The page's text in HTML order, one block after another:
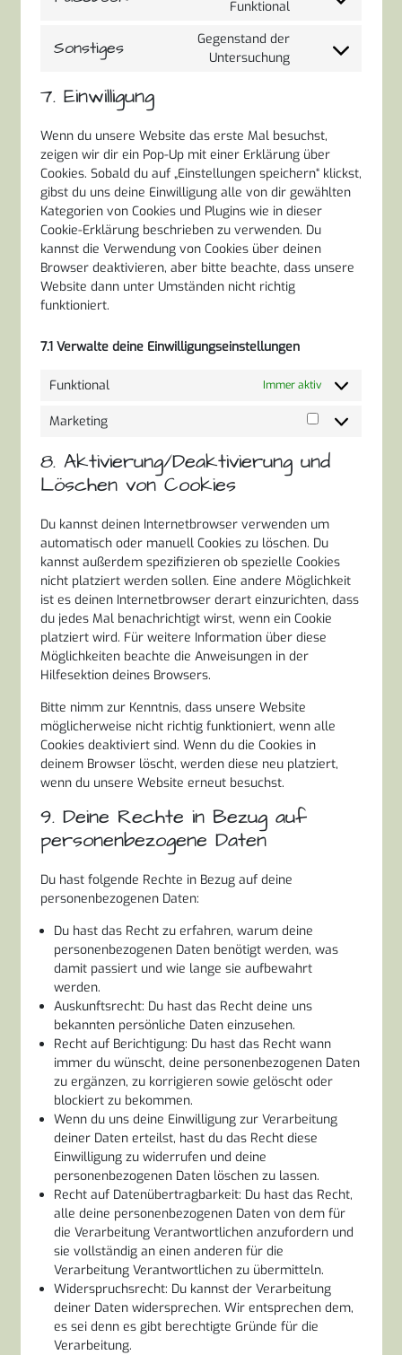
Funktional
facebook
Sonstiges
Gegenstand der
Untersuchung
Consent
7. Einwilligung
Wenn du unsere Website das erste Mal besuchst,
zeigen wir dir ein Pop-Up mit einer Erklärung über
Cookies. Sobald du auf „Einstellungen speichern“ klickst,
gibst du uns deine Einwilligung alle von dir gewählten
Kategorien von Cookies und Plugins wie in dieser
Cookie-Erklärung beschrieben zu verwenden. Du
kannst die Verwendung von Cookies über deinen
Browser deaktivieren, aber bitte beachte, dass unsere
Website dann unter Umständen nicht richtig
funktioniert.
7.1 Verwalte deine Einwilligungseinstellungen
Funktional Immer aktiv
Marketing Marketing
8. Aktivierung/Deaktivierung und
Löschen von Cookies
Du kannst deinen Internetbrowser verwenden um
automatisch oder manuell Cookies zu löschen. Du
kannst außerdem spezifizieren ob spezielle Cookies
nicht platziert werden sollen. Eine andere Möglichkeit
ist es deinen Internetbrowser derart einzurichten, dass
du jedes Mal benachrichtigt wirst, wenn ein Cookie
platziert wird. Für weitere Information über diese
Möglichkeiten beachte die Anweisungen in der
Hilfesektion deines Browsers.
Bitte nimm zur Kenntnis, dass unsere Website
möglicherweise nicht richtig funktioniert, wenn alle
Cookies deaktiviert sind. Wenn du die Cookies in
deinem Browser löscht, werden diese neu platziert,
wenn du unsere Website erneut besuchst.
9. Deine Rechte in Bezug auf
personenbezogene Daten
Du hast folgende Rechte in Bezug auf deine
personenbezogenen Daten:
Du hast das Recht zu erfahren, warum deine
personenbezogenen Daten benötigt werden, was
damit passiert und wie lange sie aufbewahrt
werden.
Auskunftsrecht: Du hast das Recht deine uns
bekannten persönliche Daten einzusehen.
Recht auf Berichtigung: Du hast das Recht wann
immer du wünscht, deine personenbezogenen Daten
zu ergänzen, zu korrigieren sowie gelöscht oder
blockiert zu bekommen.
Wenn du uns deine Einwilligung zur Verarbeitung
deiner Daten erteilst, hast du das Recht diese
Einwilligung zu widerrufen und deine
personenbezogenen Daten löschen zu lassen.
Recht auf Datenübertragbarkeit: Du hast das Recht,
alle deine personenbezogenen Daten von dem für
die Verarbeitung Verantwortlichen anzufordern und
sie vollständig an einen anderen für die
Verarbeitung Verantwortlichen zu übermitteln.
Widerspruchsrecht: Du kannst der Verarbeitung
deiner Daten widersprechen. Wir entsprechen dem,
es sei denn es gibt berechtigte Gründe für die
Verarbeitung.